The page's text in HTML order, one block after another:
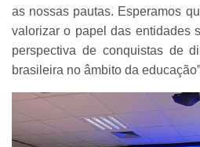
as nossas pautas. Esperamos
valorizar o papel das entidades
perspectiva de conquistas de
brasileira no âmbito da